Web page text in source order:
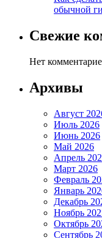
обычной
Свежие
Нет
Архивы
Август
Июль 2026
Июнь 2026
Май 2026
Апрель
Март 2026
Февраль
Январь
Декабрь
Ноябрь
Октябрь
Сентябрь